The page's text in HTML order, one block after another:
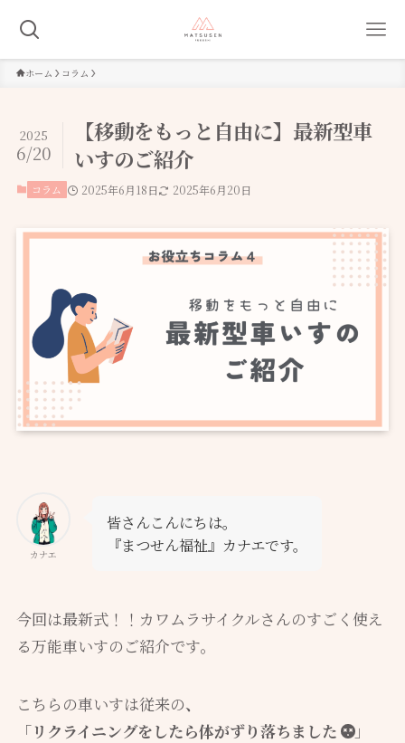
ホーム コラム
【移動をもっと自由に】最新型車
いすのご紹介
2025
6/20
コラム 2025年6月18日 2025年6月20日
カナエ
皆さんこんにちは。
『まつせん福祉』カナエです。
今回は最新式！！カワムラサイクルさんのすごく使え
る万能車いすのご紹介です。
こちらの車いすは従来の、
「リクライニングをしたら体がずり落ちました 」